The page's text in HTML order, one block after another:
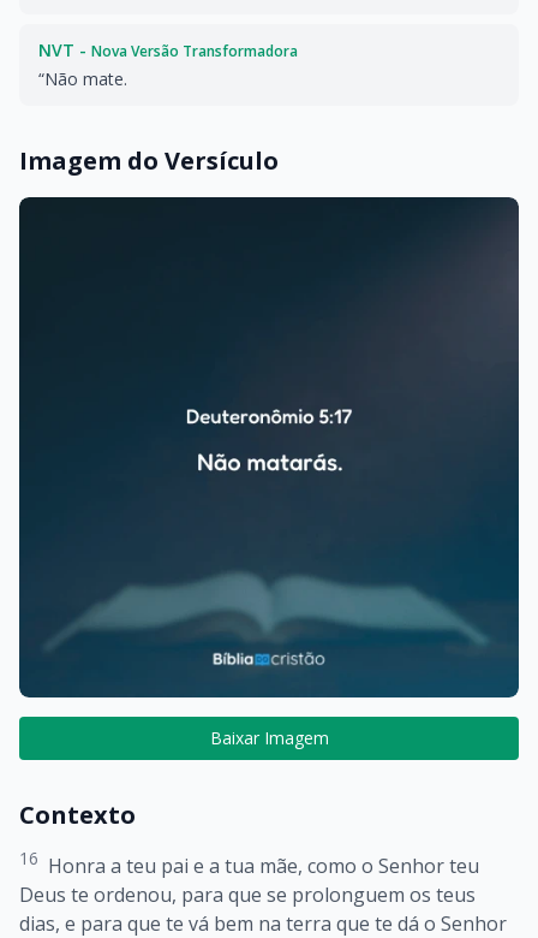
NVT - Nova Versão Transformadora
“Não mate.
Imagem do Versículo
Baixar Imagem
Contexto
16 Honra a teu pai e a tua mãe, como o Senhor teu
Deus te ordenou, para que se prolonguem os teus
dias, e para que te vá bem na terra que te dá o Senhor